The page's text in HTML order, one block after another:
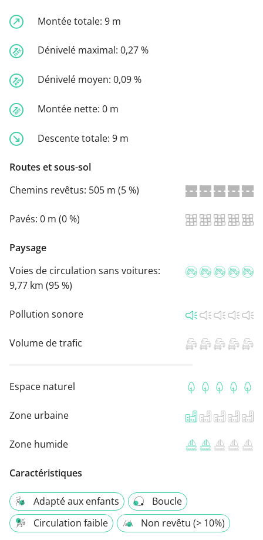
Montée totale: 9 m
Dénivelé maximal: 0,27 %
Dénivelé moyen: 0,09 %
Montée nette: 0 m
Descente totale: 9 m
Routes et sous-sol
Chemins revêtus: 505 m (5 %)
Pavés: 0 m (0 %)
Paysage
Voies de circulation sans voitures:
9,77 km (95 %)
Pollution sonore
Volume de trafic
Espace naturel
Zone urbaine
Zone humide
Caractéristiques
Adapté aux enfants
Boucle
Circulation faible
Non revêtu (> 10%)